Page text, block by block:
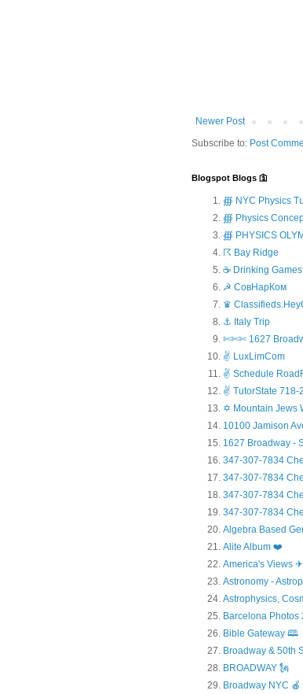
Newer Post
Subscribe to: Post
Blogspot Blogs 🛐
∰ NYC Physics
∰ Physics
∰ PHYSICS
☈ Bay Ridge
☕ Drinking Games
☭ СовНарКом
♛
⚓ Italy Trip
✄✄✄ 1627
✌ LuxLimCom
✌ Schedule
✌ TutorState 718-
✡ Mountain Jews
10100 Jamison
1627 Broadway -
347-307-7834
347-307-7834
347-307-7834
347-307-7834
Algebra Based
Alite Album ❤️
America's Views ✈
Astronomy -
Astrophysics,
Barcelona Photos
Bible Gateway 🕮
Broadway & 50th
BROADWAY 🗽
Broadway NYC 🍎